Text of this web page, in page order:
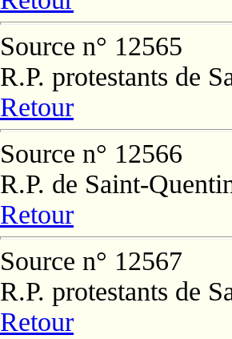
Source n° 12565
R.P. protestants de
Retour
Source n° 12566
R.P. de Saint-
Retour
Source n° 12567
R.P. protestants de
Retour